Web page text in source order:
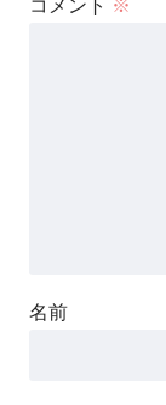
コメント ※
名前